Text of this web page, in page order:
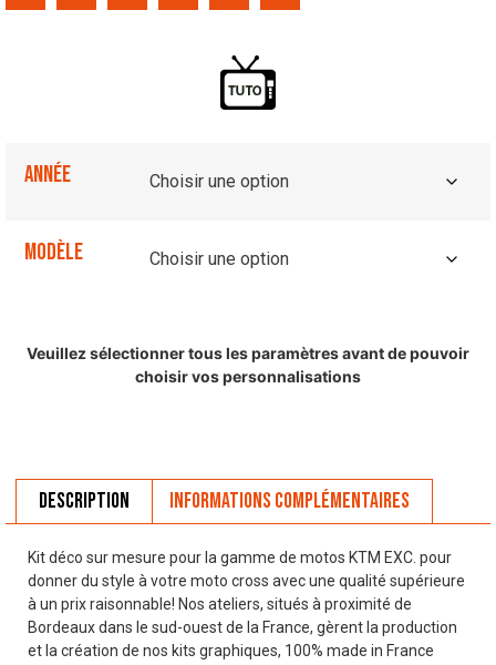
Année
Modèle
Veuillez sélectionner tous les paramètres avant de pouvoir
choisir vos personnalisations
Description Informations complémentaires
Kit déco sur mesure pour la gamme de motos KTM EXC. pour
donner du style à votre moto cross avec une qualité supérieure
à un prix raisonnable! Nos ateliers, situés à proximité de
Bordeaux dans le sud-ouest de la France, gèrent la production
et la création de nos kits graphiques, 100% made in France